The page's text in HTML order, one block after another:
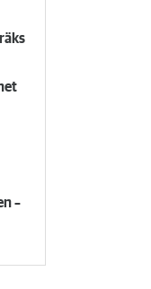
–